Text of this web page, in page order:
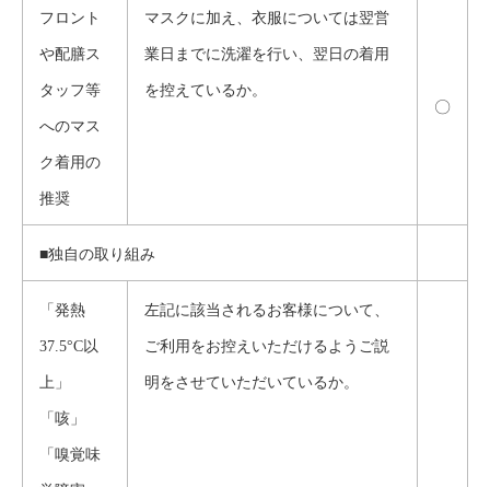
フロント
や配膳ス
タッフ等
へのマス
ク着用の
推奨
マスクに加え、衣服については翌営
業日までに洗濯を行い、翌日の着用
を控えているか。
〇
■独自の取り組み
「発熱
37.5°C以
上」
「咳」
「嗅覚味
左記に該当されるお客様について、
ご利用をお控えいただけるようご説
明をさせていただいているか。